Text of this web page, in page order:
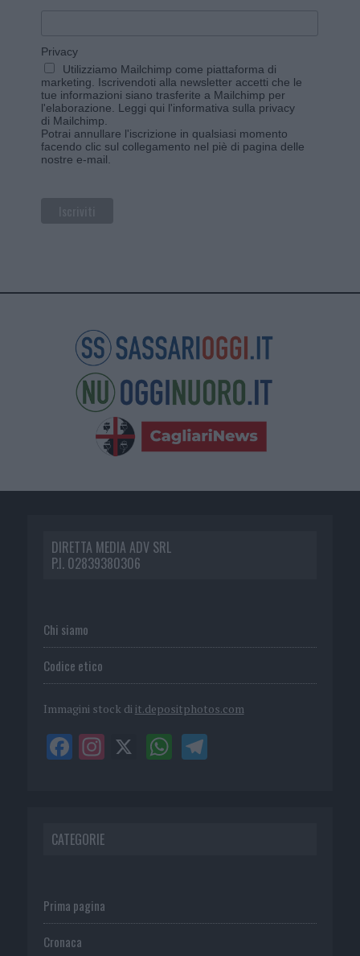
Privacy
Utilizziamo Mailchimp come piattaforma di
marketing. Iscrivendoti alla newsletter accetti che le
tue informazioni siano trasferite a Mailchimp per
l'elaborazione. Leggi qui l'informativa sulla privacy
di Mailchimp
Potrai annullare l'iscrizione in qualsiasi momento
facendo clic sul collegamento nel piè di pagina delle
nostre e-mail.
DIRETTA MEDIA ADV SRL
P.I. 02839380306
Chi siamo
Codice etico
Immagini stock di it.depositphotos.com
CATEGORIE
Prima pagina
Cronaca